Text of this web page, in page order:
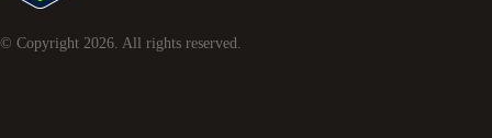
© Copyright 2026 . All rights reserved.